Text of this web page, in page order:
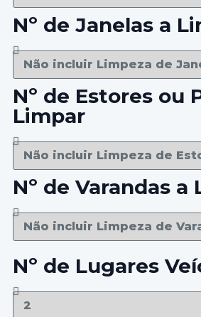
Nº de Janelas a
Nº de Estores ou
Limpar
Nº de Varandas a
Nº de Lugares